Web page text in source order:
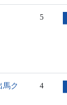
5
ク
4